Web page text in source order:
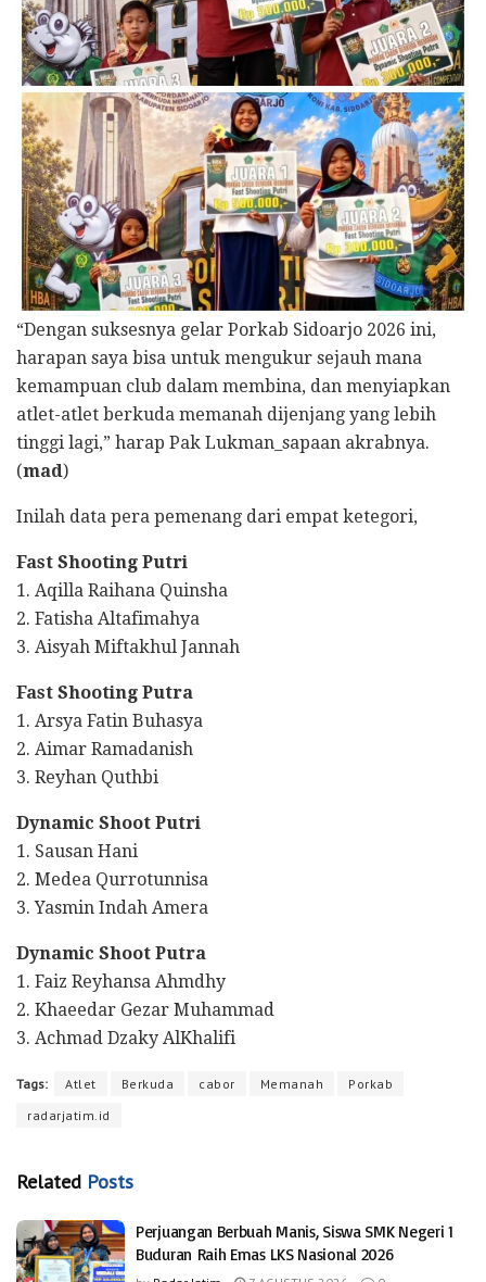
“Dengan suksesnya gelar Porkab Sidoarjo 2026 ini,
harapan saya bisa untuk mengukur sejauh mana
kemampuan club dalam membina, dan menyiapkan
atlet-atlet berkuda memanah dijenjang yang lebih
tinggi lagi,” harap Pak Lukman_sapaan akrabnya.
(mad)
Inilah data pera pemenang dari empat ketegori,
Fast Shooting Putri
1. Aqilla Raihana Quinsha
2. Fatisha Altafimahya
3. Aisyah Miftakhul Jannah
Fast Shooting Putra
1. Arsya Fatin Buhasya
2. Aimar Ramadanish
3. Reyhan Quthbi
Dynamic Shoot Putri
1. Sausan Hani
2. Medea Qurrotunnisa
3. Yasmin Indah Amera
Dynamic Shoot Putra
1. Faiz Reyhansa Ahmdhy
2. Khaeedar Gezar Muhammad
3. Achmad Dzaky AlKhalifi
Tags: Atlet Berkuda cabor Memanah
Porkab
radarjatim.id
Related Posts
Perjuangan Berbuah Manis, Siswa SMK Negeri 1
Buduran Raih Emas LKS Nasional 2026